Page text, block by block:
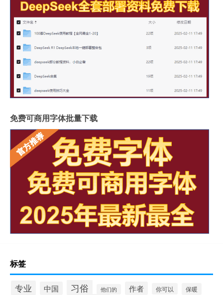
免费可商用字体批量下载
标签
专业 中国 习俗 他们的 作者 你可以 保暖